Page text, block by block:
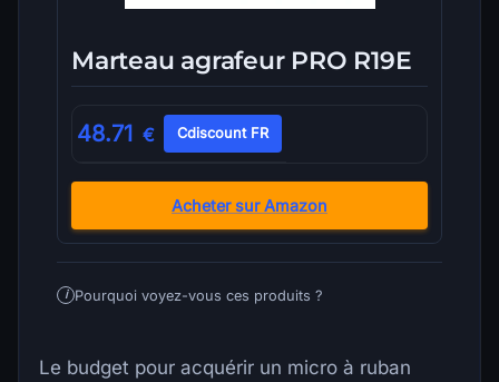
Marteau agrafeur PRO R19E
48.71 € Cdiscount FR
Acheter sur Amazon
i Pourquoi voyez-vous ces produits ?
Le budget pour acquérir un micro à ruban